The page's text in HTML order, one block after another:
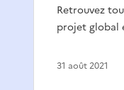
Retrouvez
projet global
31 août 2021